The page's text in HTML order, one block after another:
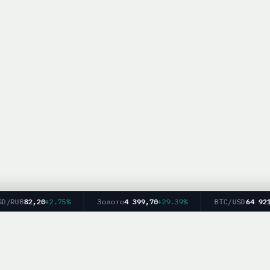
82,20+2.75% Золото4 399,70+29.39% BTC/USD64 921-